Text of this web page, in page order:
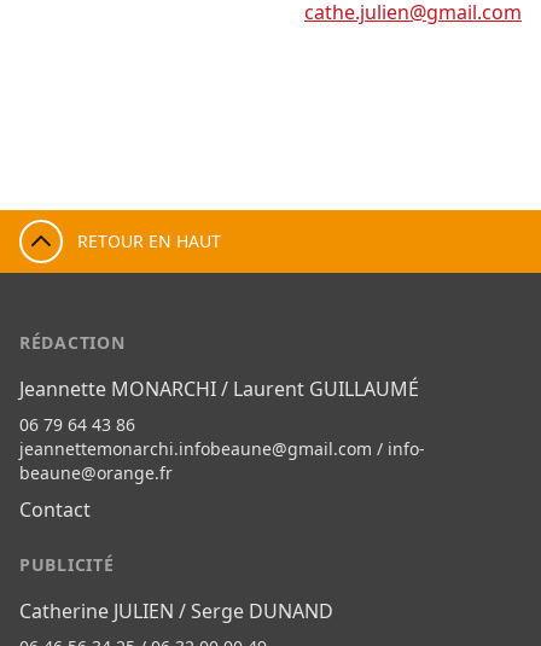
cathe.julien@gmail.com
RETOUR EN HAUT
RÉDACTION
Jeannette MONARCHI / Laurent GUILLAUMÉ
06 79 64 43 86
jeannettemonarchi.infobeaune@gmail.com / info-
beaune@orange.fr
Contact
PUBLICITÉ
Catherine JULIEN / Serge DUNAND